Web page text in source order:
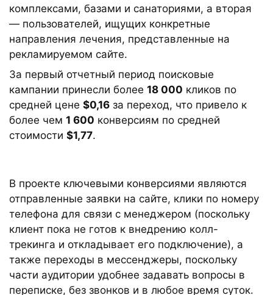
комплексами, базами и санаториями, а вторая
— пользователей, ищущих конкретные
направления лечения, представленные на
рекламируемом сайте.
За первый отчетный период поисковые
кампании принесли более 18 000 кликов по
средней цене $0,16 за переход, что привело к
более чем 1 600 конверсиям по средней
стоимости $1,77.
В проекте ключевыми конверсиями являются
отправленные заявки на сайте, клики по номеру
телефона для связи с менеджером (поскольку
клиент пока не готов к внедрению колл-
трекинга и откладывает его подключение), а
также переходы в мессенджеры, поскольку
части аудитории удобнее задавать вопросы в
переписке, без звонков и в любое время суток.